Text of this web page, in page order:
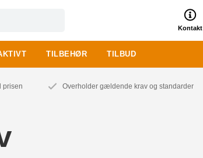
Kontakt
TILBEHØR TILBUD
prisen Overholder gældende krav og standarder